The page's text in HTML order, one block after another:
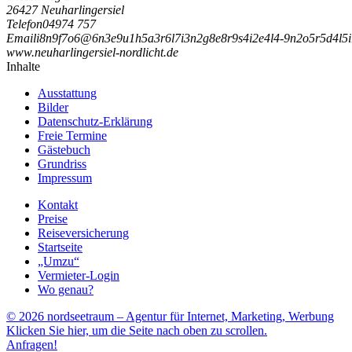
26427 Neuharlingersiel
Telefon04974 757
Emaili8n9f7o6@6n3e9u1h5a3r6l7i3n2g8e8r9s4i2e4l4-9n2o5r5d4l5i
www.neuharlingersiel-nordlicht.de
Inhalte
Ausstattung
Bilder
Datenschutz-Erklärung
Freie Termine
Gästebuch
Grundriss
Impressum
Kontakt
Preise
Reiseversicherung
Startseite
„Umzu“
Vermieter-Login
Wo genau?
© 2026 nordseetraum – Agentur für Internet, Marketing, Werbung
Klicken Sie hier, um die Seite nach oben zu scrollen.
Anfragen!